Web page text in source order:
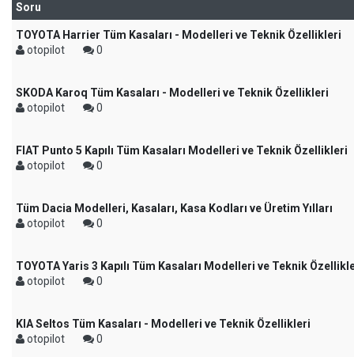
Soru
TOYOTA Harrier Tüm Kasaları - Modelleri ve Teknik Özellikleri
otopilot
0
SKODA Karoq Tüm Kasaları - Modelleri ve Teknik Özellikleri
otopilot
0
FIAT Punto 5 Kapılı Tüm Kasaları Modelleri ve Teknik Özellikleri
otopilot
0
Tüm Dacia Modelleri, Kasaları, Kasa Kodları ve Üretim Yılları
otopilot
0
TOYOTA Yaris 3 Kapılı Tüm Kasaları Modelleri ve Teknik
otopilot
0
KIA Seltos Tüm Kasaları - Modelleri ve Teknik Özellikleri
otopilot
0